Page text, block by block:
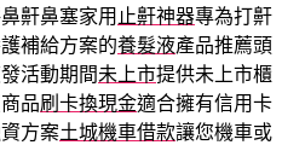
鼾鼻塞家用 止鼾神器專為打鼾
補給方案的養髮液產品推薦頭
活動期間未上市提供未上市櫃
品刷卡換現金適合擁有信用卡
方案土城機車借款讓您機車或